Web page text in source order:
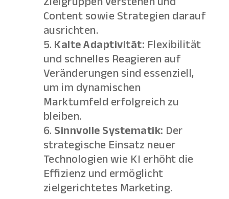
Content sowie Strategien darauf
ausrichten.
Kalte Adaptivität:Flexibilität
und schnelles Reagieren auf
Veränderungen sind essenziell,
um im dynamischen
Marktumfeld erfolgreich zu
bleiben.
Sinnvolle Systematik:Der
strategische Einsatz neuer
Technologien wie KI erhöht die
Effizienz und ermöglicht
zielgerichtetes Marketing.